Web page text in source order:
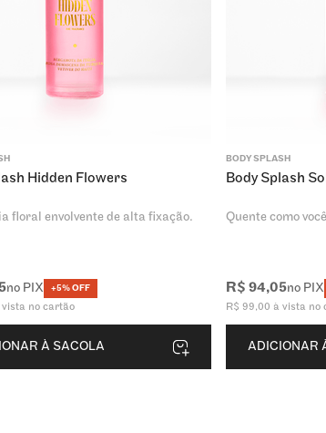
Hidden Flowers
floral envolvente de alta fixação.
no PIX +5% OFF
vista no cartão
À SACOLA
BODY SPLASH
Body Splash
Quente como
R$ 94,05no PIX
R$ 99,00 à vista no
ADICIONAR